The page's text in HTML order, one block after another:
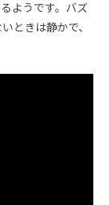
ようです。バズ
ときは静かで、